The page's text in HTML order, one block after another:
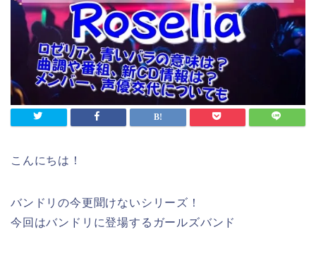
こんにちは！
バンドリの今更聞けないシリーズ！
今回はバンドリに登場するガールズバンド